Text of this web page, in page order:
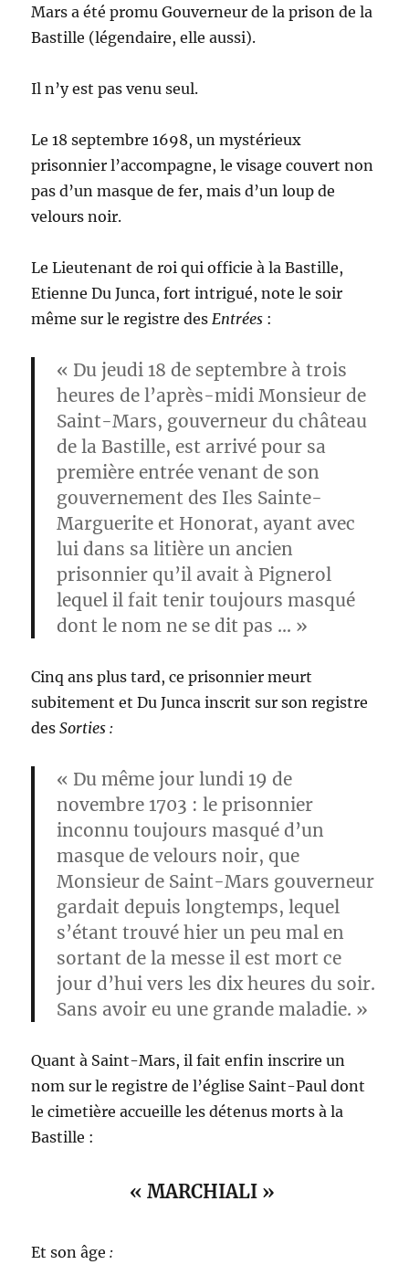
Mars a été promu Gouverneur de la prison de la
Bastille (légendaire, elle aussi).
Il n’y est pas venu seul.
Le 18 septembre 1698, un mystérieux
prisonnier l’accompagne, le visage couvert non
pas d’un masque de fer, mais d’un loup de
velours noir.
Le Lieutenant de roi qui officie à la Bastille,
Etienne Du Junca, fort intrigué, note le soir
même sur le registre des Entrées :
« Du jeudi 18 de septembre à trois
heures de l’après-midi Monsieur de
Saint-Mars, gouverneur du château
de la Bastille, est arrivé pour sa
première entrée venant de son
gouvernement des Iles Sainte-
Marguerite et Honorat, ayant avec
lui dans sa litière un ancien
prisonnier qu’il avait à Pignerol
lequel il fait tenir toujours masqué
dont le nom ne se dit pas … »
Cinq ans plus tard, ce prisonnier meurt
subitement et Du Junca inscrit sur son registre
desSorties :
« Du même jour lundi 19 de
novembre 1703 : le prisonnier
inconnu toujours masqué d’un
masque de velours noir, que
Monsieur de Saint-Mars gouverneur
gardait depuis longtemps, lequel
s’étant trouvé hier un peu mal en
sortant de la messe il est mort ce
jour d’hui vers les dix heures du soir.
Sans avoir eu une grande maladie. »
Quant à Saint-Mars, il fait enfin inscrire un
nom sur le registre de l’église Saint-Paul dont
le cimetière accueille les détenus morts à la
Bastille :
« MARCHIALI »
Et son âge :